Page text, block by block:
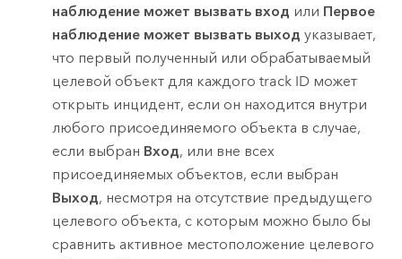
наблюдение может вызвать вход или Первое
наблюдение может вызвать выход указывает,
что первый полученный или обрабатываемый
целевой объект для каждого track ID может
открыть инцидент, если он находится внутри
любого присоединяемого объекта в случае,
если выбран Вход, или вне всех
присоединяемых объектов, если выбран
Выход, несмотря на отсутствие предыдущего
целевого объекта, с которым можно было бы
сравнить активное местоположение целевого